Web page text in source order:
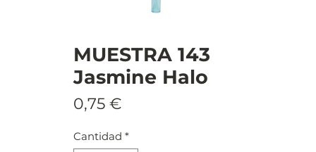
MUESTRA 143
Jasmine Halo
0,75 €
Cantidad *